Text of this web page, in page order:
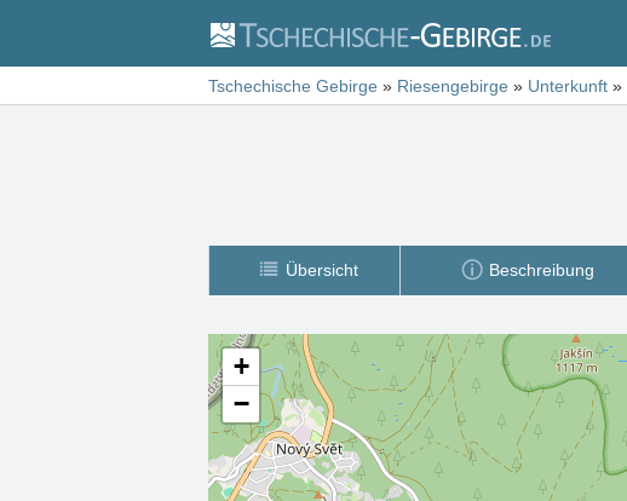
Tschechische Gebirge » Riesengebirge » Unterkunft »
Übersicht Beschreibung
+
−